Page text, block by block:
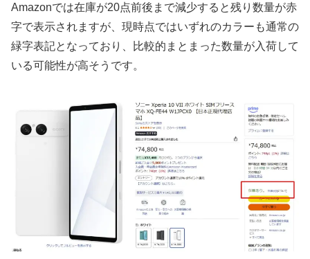
Amazonでは在庫が20点前後まで減少すると残り数量が赤
字で表示されますが、現時点ではいずれのカラーも通常の
緑字表記となっており、比較的まとまった数量が入荷して
いる可能性が高そうです。